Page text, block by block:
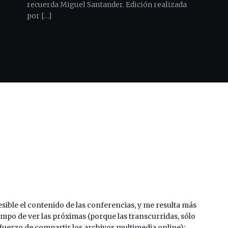
recuerda Miguel Santander. Edición realizada
por […]
el contenido de las conferencias, y me resulta más
de ver las próximas (porque las transcurridas, sólo